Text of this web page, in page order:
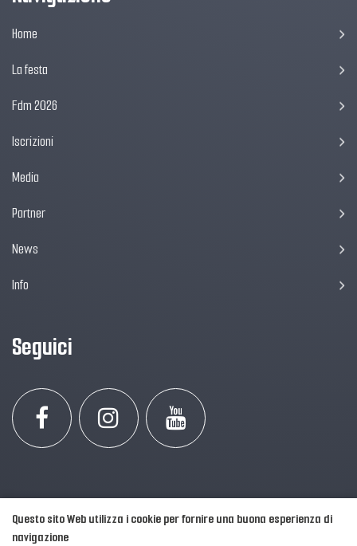
Home
La festa
Fdm 2026
Iscrizioni
Media
Partner
News
Info
Seguici
Questo sito Web utilizza i cookie per fornire una buona esperienza di
navigazione